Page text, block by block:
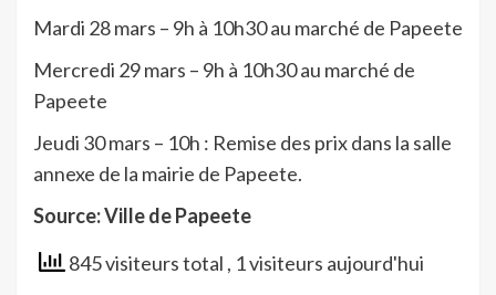
Mardi 28 mars – 9h à 10h30 au marché de Papeete
Mercredi 29 mars – 9h à 10h30 au marché de
Papeete
Jeudi 30 mars – 10h : Remise des prix dans la salle
annexe de la mairie de Papeete.
Source: Ville de Papeete
845 visiteurs total , 1 visiteurs aujourd'hui